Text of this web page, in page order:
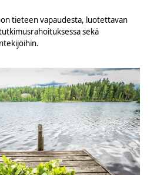
tieteen vapaudesta, luotettavan
sekä